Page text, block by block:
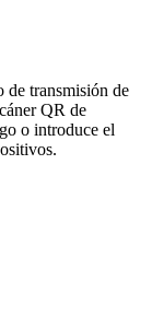
transmisión de
QR de
o introduce el